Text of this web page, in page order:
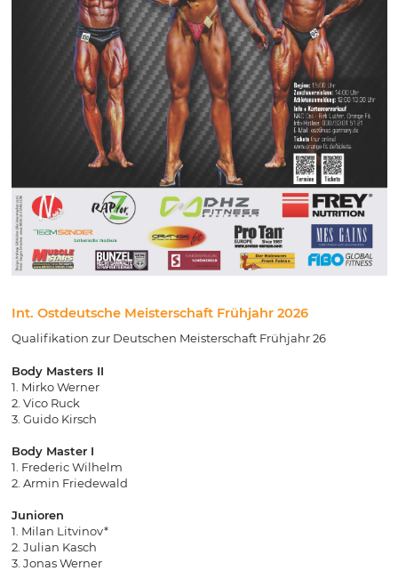
Int. Ostdeutsche Meisterschaft Frühjahr 2026
Qualifikation zur Deutschen Meisterschaft Frühjahr 26
Body Masters II
1. Mirko Werner
2. Vico Ruck
3. Guido Kirsch
Body Master I
1. Frederic Wilhelm
2. Armin Friedewald
Junioren
1. Milan Litvinov*
2. Julian Kasch
3. Jonas Werner